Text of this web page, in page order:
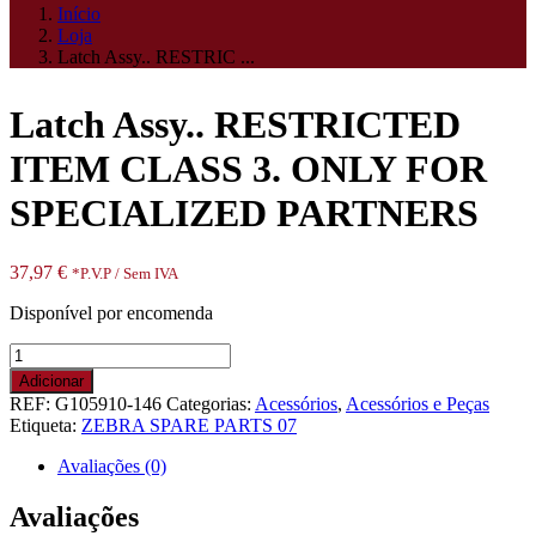
Início
Loja
Latch Assy.. RESTRIC ...
Latch Assy.. RESTRICTED
ITEM CLASS 3. ONLY FOR
SPECIALIZED PARTNERS
37,97 € *P.V.P / Sem IVA
Disponível por encomenda
Quantidade
de
Latch
Assy..
RESTRICTED
ITEM
CLASS
3.
ONLY
Adicionar
REF: G105910-146 Categorias: Acessórios, Acessórios e Peças
Etiqueta: ZEBRA SPARE PARTS 07
Avaliações (0)
Avaliações